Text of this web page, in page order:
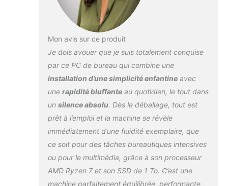
chaque système est
conçu pour une
future. La mémoire
vive et les disques
durs peuvent être
facilement étendus
stable : chaque
système Memory
PC est livré avec le
dernier système
d'exploitation et
toutes les mises à
jour. Nous
renonçons
délibérément aux
Mon avis sur ce produit
Je dois avouer que je suis totalement conquise
par ce PC de bureau qui combine une
installation d’une simplicité enfantineavec
une rapidité bluffanteau quotidien, le tout dans
un silence absolu. Dès le déballage, tout est
prêt à l’emploi et la machine se révèle
immédiatement d’une fluidité exemplaire, que
ce soit pour des tâches bureautiques intensives
ou pour le multimédia, grâce à son processeur
AMD Ryzen 7 et son SSD de 1 To. C’est une
machine parfaitement équilibrée, performante